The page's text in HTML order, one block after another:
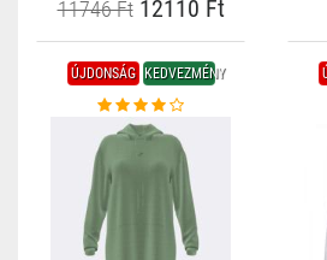
11746 Ft12110 Ft
ÚJDONSÁG KEDVEZMÉNY